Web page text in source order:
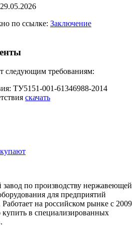
по ссылке: Заключение
следующим требованиям:
ТУ5151-001-61346988-2014
скачать
по производству нержавеющей
для предприятий
на российском рынке с 2009
в специализированных